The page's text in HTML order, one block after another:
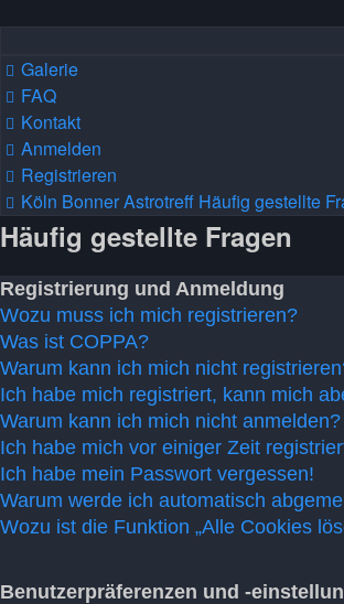
Galerie
FAQ
Kontakt
Anmelden
Registrieren
Köln Bonner Astrotreff Häufig gestellte
Häufig gestellte Fragen
Registrierung und Anmeldung
Wozu muss ich mich registrieren?
Was ist COPPA?
Warum kann ich mich nicht
Ich habe mich registriert, kann mich
Warum kann ich mich nicht anmelden?
Ich habe mich vor einiger Zeit
Ich habe mein Passwort vergessen!
Warum werde ich automatisch
Wozu ist die Funktion „Alle Cookies
Benutzerpräferenzen und -